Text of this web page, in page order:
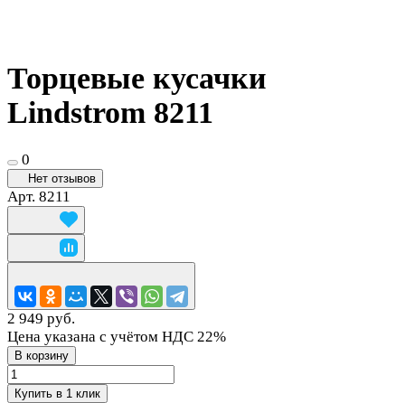
Торцевые кусачки
Lindstrom 8211
0
Нет отзывов
Арт. 8211
2 949 руб.
Цена указана с учётом НДС 22%
В корзину
Купить в 1 клик